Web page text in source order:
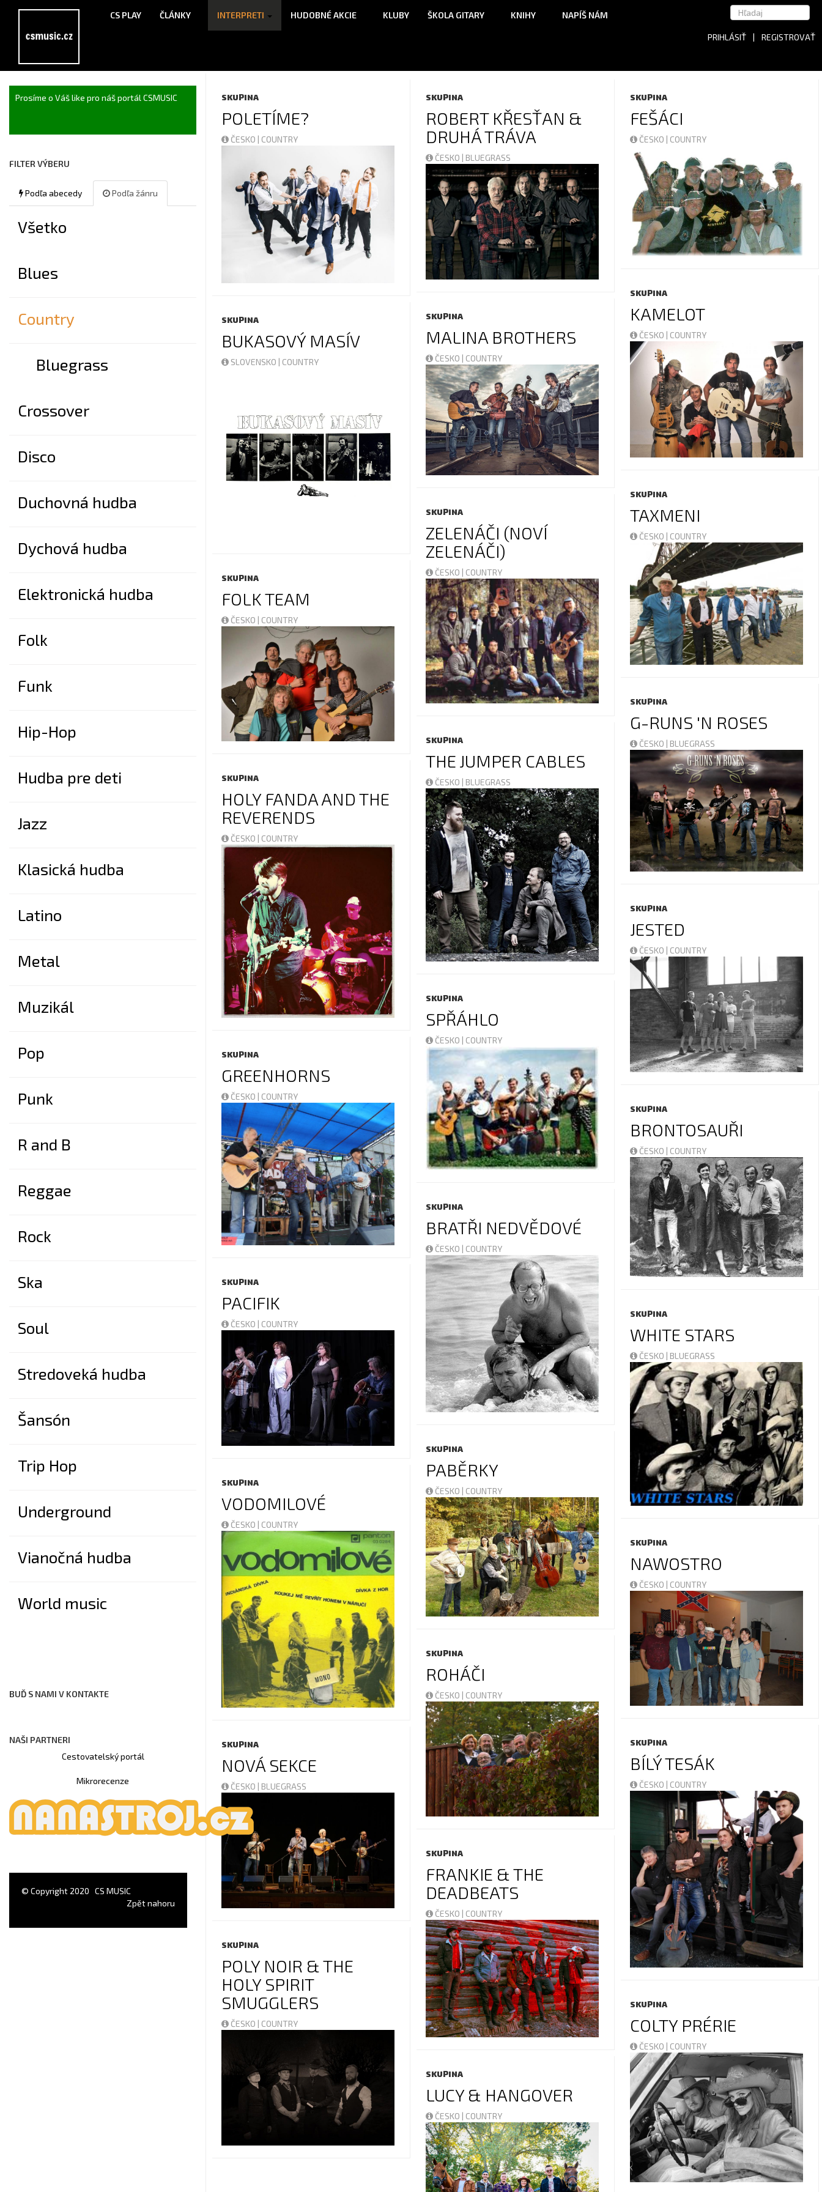
CS PLAY ČLÁNKY INTERPRETI HUDOBNÉ AKCIE KLUBY ŠKOLA GITARY KNIHY NAPÍŠ NÁM
PRIHLÁSIŤ | REGISTROVAŤ
SKUPINA
POLETÍME?
ČESKO | COUNTRY
SKUPINA
ROBERT KŘESŤAN &
DRUHÁ TRÁVA
ČESKO | BLUEGRASS
SKUPINA
FEŠÁCI
ČESKO | COUNTRY
SKUPINA
KAMELOT
ČESKO | COUNTRY
SKUPINA
MALINA BROTHERS
ČESKO | COUNTRY
SKUPINA
BUKASOVÝ MASÍV
SLOVENSKO | COUNTRY
SKUPINA
TAXMENI
ČESKO | COUNTRY
SKUPINA
ZELENÁČI (NOVÍ
ZELENÁČI)
ČESKO | COUNTRY
SKUPINA
FOLK TEAM
ČESKO | COUNTRY
SKUPINA
G-RUNS 'N ROSES
ČESKO | BLUEGRASS
SKUPINA
THE JUMPER CABLES
ČESKO | BLUEGRASS
SKUPINA
HOLY FANDA AND THE
REVERENDS
ČESKO | COUNTRY
SKUPINA
JESTED
ČESKO | COUNTRY
SKUPINA
SPŘÁHLO
ČESKO | COUNTRY
SKUPINA
GREENHORNS
ČESKO | COUNTRY
SKUPINA
BRONTOSAUŘI
ČESKO | COUNTRY
SKUPINA
BRATŘI NEDVĚDOVÉ
ČESKO | COUNTRY
SKUPINA
PACIFIK
ČESKO | COUNTRY
SKUPINA
WHITE STARS
ČESKO | BLUEGRASS
SKUPINA
PABĚRKY
ČESKO | COUNTRY
SKUPINA
VODOMILOVÉ
ČESKO | COUNTRY
SKUPINA
NAWOSTRO
ČESKO | COUNTRY
SKUPINA
ROHÁČI
ČESKO | COUNTRY
SKUPINA
BÍLÝ TESÁK
ČESKO | COUNTRY
SKUPINA
NOVÁ SEKCE
ČESKO | BLUEGRASS
SKUPINA
FRANKIE & THE
DEADBEATS
ČESKO | COUNTRY
SKUPINA
POLY NOIR & THE
HOLY SPIRIT
SMUGGLERS
ČESKO | COUNTRY
SKUPINA
COLTY PRÉRIE
ČESKO | COUNTRY
SKUPINA
LUCY & HANGOVER
ČESKO | COUNTRY
Prosíme o Váš like pro náš portál CSMUSIC
FILTER VÝBERU
Podľa abecedy Podľa žánru
Všetko
Blues
Country
Bluegrass
Crossover
Disco
Duchovná hudba
Dychová hudba
Elektronická hudba
Folk
Funk
Hip-Hop
Hudba pre deti
Jazz
Klasická hudba
Latino
Metal
Muzikál
Pop
Punk
R and B
Reggae
Rock
Ska
Soul
Stredoveká hudba
Šansón
Trip Hop
Underground
Vianočná hudba
World music
BUĎ S NAMI V KONTAKTE
NAŠI PARTNERI
Cestovatelský portál
Mikrorecenze
© Copyright 2020 CS MUSIC
Zpět nahoru